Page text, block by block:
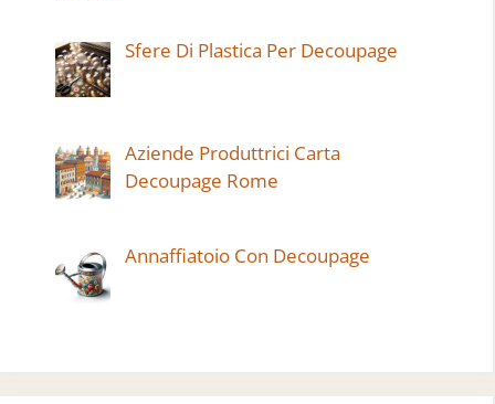
Sfere Di Plastica Per Decoupage
Aziende Produttrici Carta
Decoupage Rome
Annaffiatoio Con Decoupage